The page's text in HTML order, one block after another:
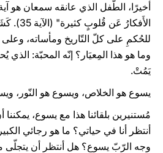
أخيرًا، الطّفل الذي عانقه سمعان هو
الأَفكارُ
للحُكمِ على كلّ التّاريخ ومأساته، وعلى
وما هو هذا المِعيَار؟ إنّه المحبّة:
يَمُتْ.
يسوع هو الخلاص، ويسوع هو النّور،
مُستنيرين بلقائنا هذا مع يسوع، يمكننا
أنتظر أنا في حياتي؟ ما هو رجائي
وجه الرّبّ يسوع؟ هل أنتظر أن